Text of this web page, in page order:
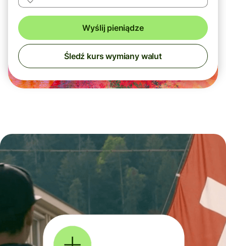
Wyślij pieniądze
Śledź kurs wymiany walut